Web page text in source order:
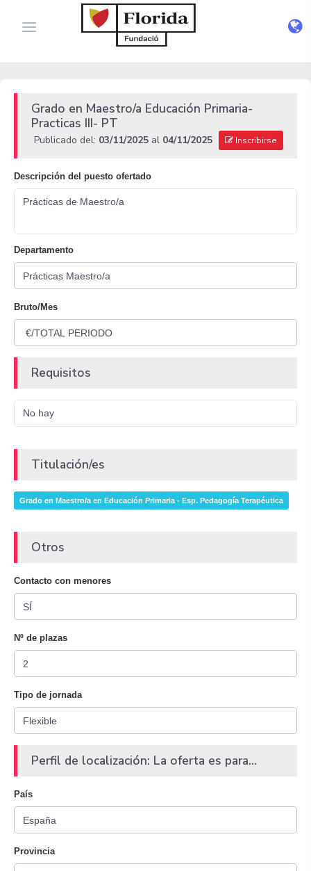
Grado en Maestro/a Educación Primaria-
Practicas III- PT
Publicado del: 03/11/2025 al 04/11/2025 Inscribirse
Descripción del puesto ofertado
Prácticas de Maestro/a
Departamento
Bruto/Mes
Requisitos
No hay
Titulación/es
Grado en Maestro/a en Educación Primaria - Esp. Pedagogía Terapéutica
Otros
Contacto con menores
Nº de plazas
Tipo de jornada
Perfil de localización: La oferta es para...
País
Provincia